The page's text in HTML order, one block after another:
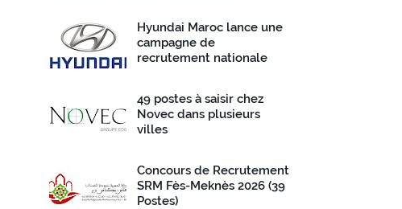
Hyundai Maroc lance une
campagne de
recrutement nationale
49 postes à saisir chez
Novec dans plusieurs
villes
Concours de Recrutement
SRM Fès-Meknès 2026 (39
Postes)